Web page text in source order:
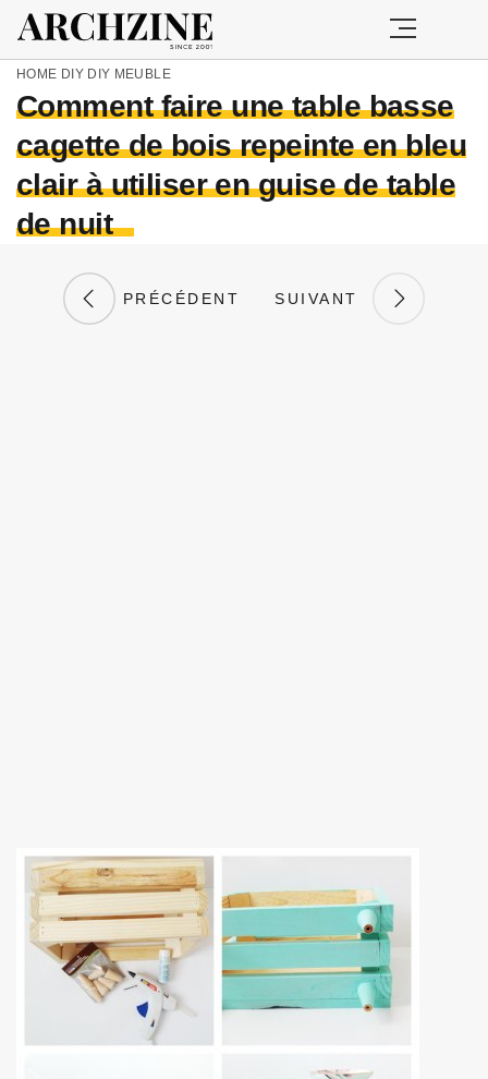
HOME DIY DIY MEUBLE
Comment faire une table basse
cagette de bois repeinte en bleu
clair à utiliser en guise de table
de nuit
PRÉCÉDENT SUIVANT